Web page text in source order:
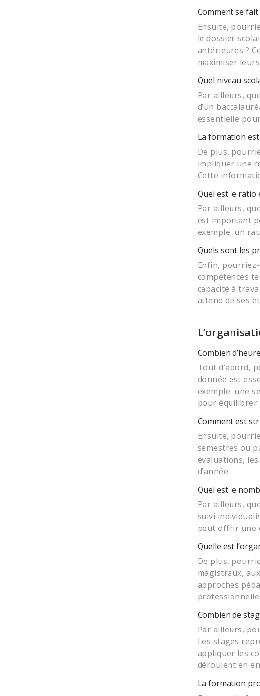
Comment se fait
Ensuite,
le dossier
antérieures ?
maximiser
Quel niveau
Par ailleurs,
d’un
essentielle
La formation
De plus,
impliquer une
Cette
Quel est le ratio
Par ailleurs,
est important
exemple, un
Quels sont les
Enfin, pourriez-
compétences
capacité à
attend de ses
Combien
Tout d’abord,
donnée est
exemple, une
pour équilibrer
Comment est
Ensuite,
semestres ou
évaluations,
d’année.
Quel est le
Par ailleurs,
suivi
peut offrir une
Quelle est
De plus,
magistraux,
approches
professionnelle.
Combien de
Par ailleurs,
Les stages
appliquer les
déroulent en
La formation